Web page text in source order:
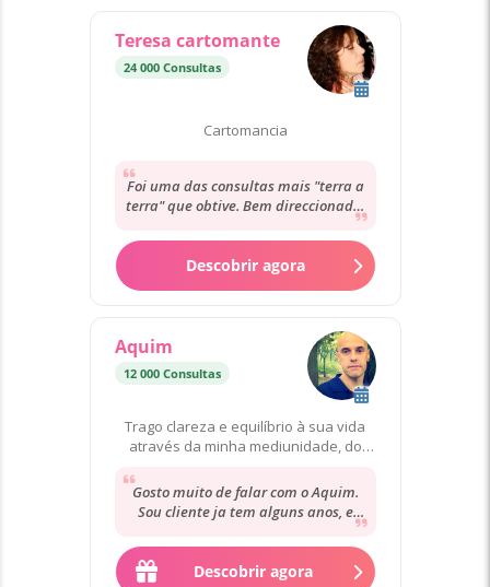
Teresa cartomante
24 000 Consultas
Cartomancia
Foi uma das consultas mais "terra a
terra" que obtive. Bem direccionada,
bem escrita e de uma sensação de
humanidade...
Descobrir agora
Aquim
12 000 Consultas
Trago clareza e equilíbrio à sua vida
através da minha mediunidade, do
Gosto muito de falar com o Aquim.
Sou cliente ja tem alguns anos, e
posso dizer sem margem de dúvidas
que ele...
Descobrir agora